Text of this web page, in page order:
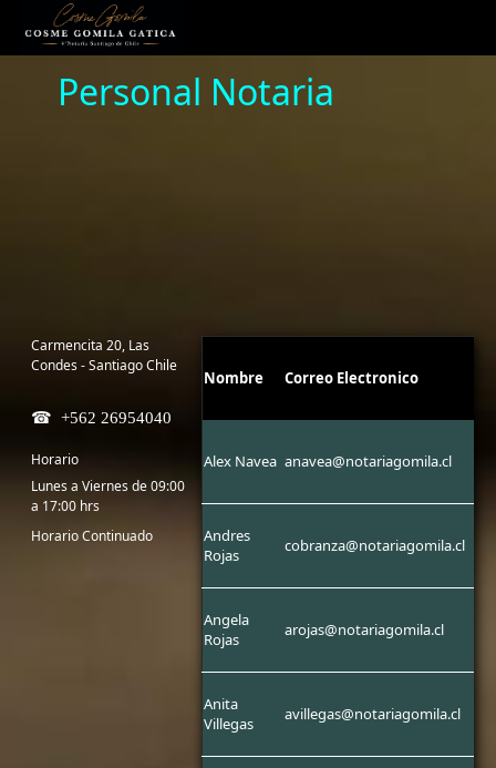
Personal Notaria
Carmencita 20, Las
Condes - Santiago Chile
+562 26954040
Horario
Lunes a Viernes de 09:00
a 17:00 hrs
Horario Continuado
Nombre Correo Electronico
Alex Navea anavea@notariagomila.cl
Andres
Rojas
cobranza@notariagomila.cl
Angela
Rojas
arojas@notariagomila.cl
Anita
Villegas
avillegas@notariagomila.cl